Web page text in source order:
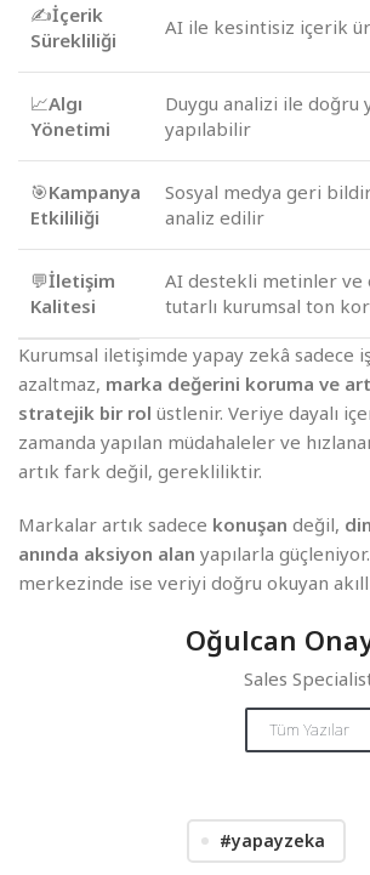
✍️İçerik
Sürekliliği
AI ile kesintisiz içerik
📈Algı
Yönetimi
Duygu analizi ile doğru
yapılabilir
🎯Kampanya
Etkililiği
Sosyal medya geri
analiz edilir
💬İletişim
Kalitesi
AI destekli metinler ve
tutarlı kurumsal ton
Kurumsal iletişimde yapay zekâ sadece
azaltmaz, marka değerini koruma ve
stratejik bir rol üstlenir. Veriye dayalı
zamanda yapılan müdahaleler ve
artık fark değil, gerekliliktir.
Markalar artık sadece konuşan değil,
anında aksiyon alan yapılarla
merkezinde ise veriyi doğru okuyan
Oğulcan
Sales
Tüm Yazılar
#yapayzeka